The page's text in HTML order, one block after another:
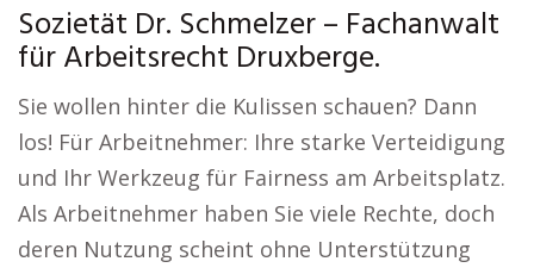
Sozietät Dr. Schmelzer – Fachanwalt
für Arbeitsrecht Druxberge.
Sie wollen hinter die Kulissen schauen? Dann
los! Für Arbeitnehmer: Ihre starke Verteidigung
und Ihr Werkzeug für Fairness am Arbeitsplatz.
Als Arbeitnehmer haben Sie viele Rechte, doch
deren Nutzung scheint ohne Unterstützung